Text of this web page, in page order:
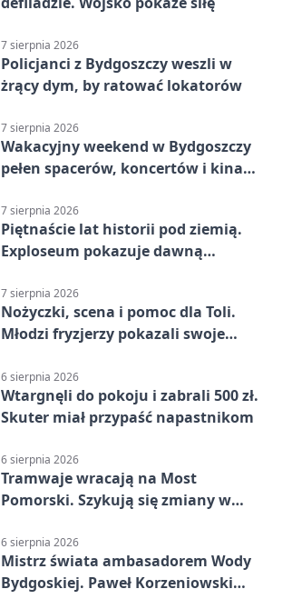
7 sierpnia 2026
Policjanci z Bydgoszczy weszli w
żrący dym, by ratować lokatorów
7 sierpnia 2026
Wakacyjny weekend w Bydgoszczy
pełen spacerów, koncertów i kina
7 sierpnia 2026
Piętnaście lat historii pod ziemią.
Exploseum pokazuje dawną
7 sierpnia 2026
Nożyczki, scena i pomoc dla Toli.
Młodzi fryzjerzy pokazali swoje
6 sierpnia 2026
Wtargnęli do pokoju i zabrali 500 zł.
Skuter miał przypaść napastnikom
6 sierpnia 2026
Tramwaje wracają na Most
Pomorski. Szykują się zmiany w
6 sierpnia 2026
Mistrz świata ambasadorem Wody
Bydgoskiej. Paweł Korzeniowski